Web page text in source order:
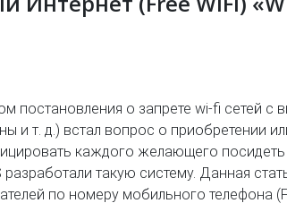
постановления о запрете wi-fi сетей с
и т. д.) встал вопрос о
каждого желающего
разработали такую систему. Данная
по номеру мобильного телефона